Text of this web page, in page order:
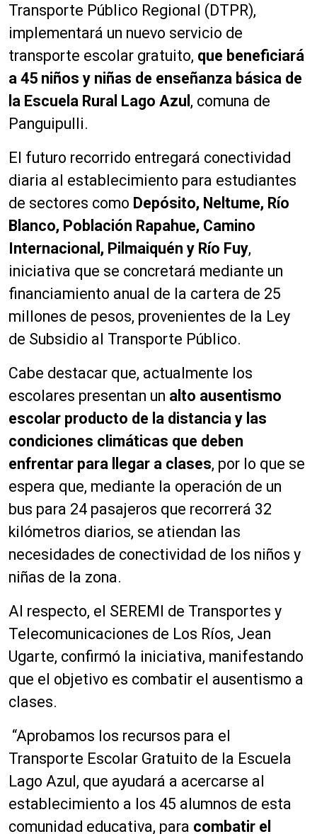
Transporte Público Regional (DTPR),
implementará un nuevo servicio de
transporte escolar gratuito, que beneficiará
a 45 niños y niñas de enseñanza básica de
la Escuela Rural Lago Azul , comuna de
Panguipulli.
El futuro recorrido entregará conectividad
diaria al establecimiento para estudiantes
de sectores como Depósito, Neltume, Río
Blanco, Población Rapahue, Camino
Internacional, Pilmaiquén y Río Fuy,
iniciativa que se concretará mediante un
financiamiento anual de la cartera de 25
millones de pesos, provenientes de la Ley
de Subsidio al Transporte Público.
Cabe destacar que, actualmente los
escolares presentan un alto ausentismo
escolar producto de la distancia y las
condiciones climáticas que deben
enfrentar para llegar a clases, por lo que se
espera que, mediante la operación de un
bus para 24 pasajeros que recorrerá 32
kilómetros diarios, se atiendan las
necesidades de conectividad de los niños y
niñas de la zona.
Al respecto, el SEREMI de Transportes y
Telecomunicaciones de Los Ríos, Jean
Ugarte, confirmó la iniciativa, manifestando
que el objetivo es combatir el ausentismo a
clases.
“Aprobamos los recursos para el
Transporte Escolar Gratuito de la Escuela
Lago Azul, que ayudará a acercarse al
establecimiento a los 45 alumnos de esta
comunidad educativa, para combatir el